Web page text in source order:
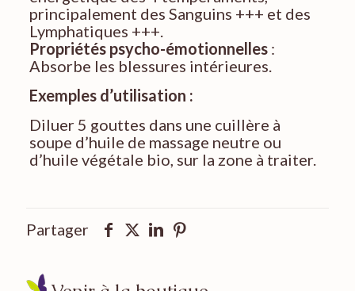
principalement des Sanguins +++ et des
Lymphatiques +++.
Propriétés psycho-émotionnelles:
Absorbe les blessures intérieures.
Exemples d’utilisation :
Diluer 5 gouttes dans une cuillère à
soupe d’huile de massage neutre ou
d’huile végétale bio, sur la zone à traiter.
Partager